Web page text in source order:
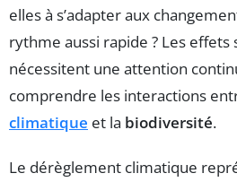
elles à s’adapter aux
rythme aussi rapide ? Les
nécessitent une attention
comprendre les interactions
climatique et la biodiversité.
Le dérèglement climatique